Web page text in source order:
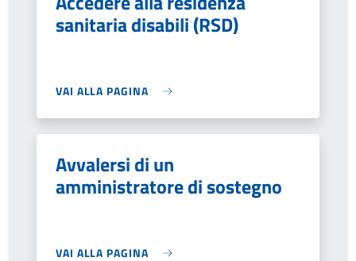
sanitaria disabili (RSD)
VAI ALLA PAGINA
Avvalersi di un
amministratore di sostegno
VAI ALLA PAGINA